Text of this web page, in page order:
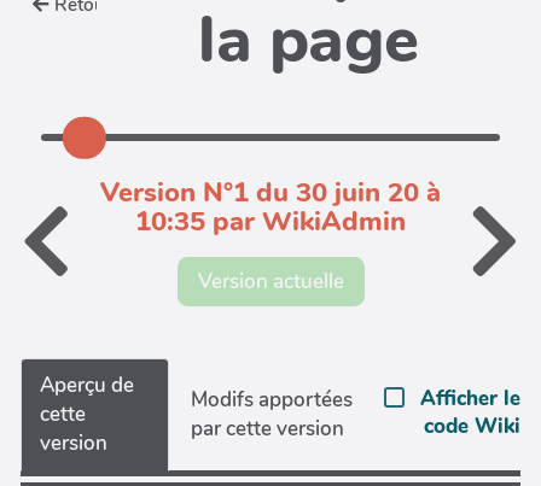
Retour la page
Version N°1 du 30 juin 20 à
10:35 par WikiAdmin
Version actuelle
Aperçu de
cette
version
Modifs apportées
par cette version
Afficher le
code Wiki